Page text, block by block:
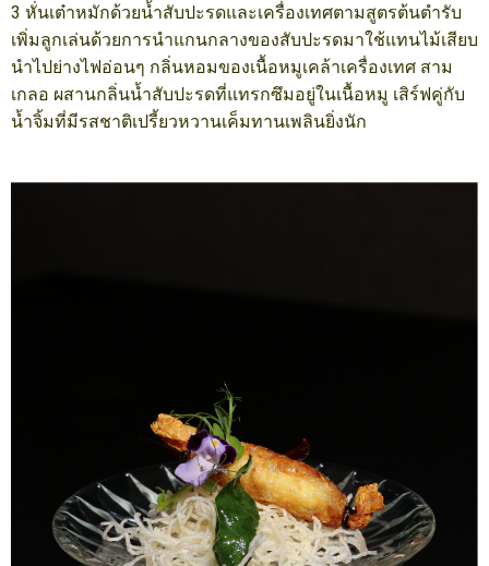
3 หั่นเต๋าหมักด้วยน้ำสับปะรดและเครื่องเทศตามสูตรต้นตำรับ
เพิ่มลูกเล่นด้วยการนำแกนกลางของสับปะรดมาใช้แทนไม้เสียบ
นำไปย่างไฟอ่อนๆ กลิ่นหอมของเนื้อหมูเคล้าเครื่องเทศ สาม
เกลอ ผสานกลิ่นน้ำสับปะรดที่แทรกซึมอยู่ในเนื้อหมู เสิร์ฟคู่กับ
น้ำจิ้มที่มีรสชาติเปรี้ยวหวานเค็มทานเพลินยิ่งนัก